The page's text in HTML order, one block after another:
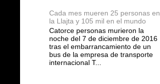
Cada mes mueren 25 personas en
la Llajta y 105 mil en el mundo
Catorce personas murieron la
noche del 7 de diciembre de 2016
tras el embarrancamiento de un
bus de la empresa de transporte
internacional T...